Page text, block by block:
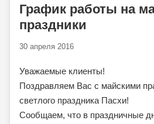
График работы на
праздники
30 апреля 2016
Уважаемые клиенты!
Поздравляем Вас с майскими
светлого праздника Пасхи!
Сообщаем, что в праздничные